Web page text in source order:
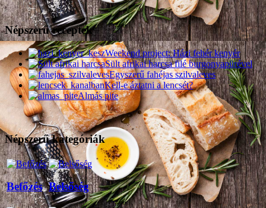
Népszerű receptek
Weekend project: Házi fehér kenyér
Sült afrikai harcsa filé burgonyapürével
Egyszerű fahéjas szilvaleves
Kell-e áztatni a lencsét?
Almás pite
Népszerű kategóriák
Befőzés Belsőség